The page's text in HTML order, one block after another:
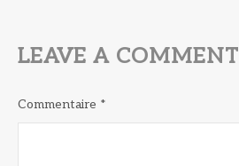
LEAVE A COMMENT
Commentaire *